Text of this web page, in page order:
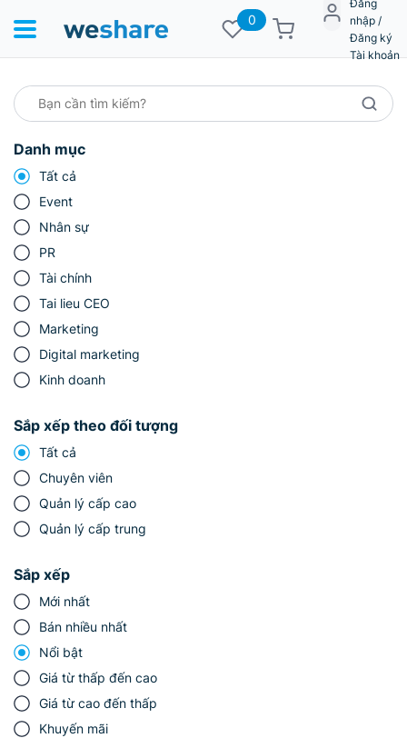
0
Đăng
nhập /
Đăng ký
Tài khoản
Danh mục
Tất cả
Event
Nhân sự
PR
Tài chính
Tai lieu CEO
Marketing
Digital marketing
Kinh doanh
Sắp xếp theo đối tượng
Tất cả
Chuyên viên
Quản lý cấp cao
Quản lý cấp trung
Sắp xếp
Mới nhất
Bán nhiều nhất
Nổi bật
Giá từ thấp đến cao
Giá từ cao đến thấp
Khuyến mãi